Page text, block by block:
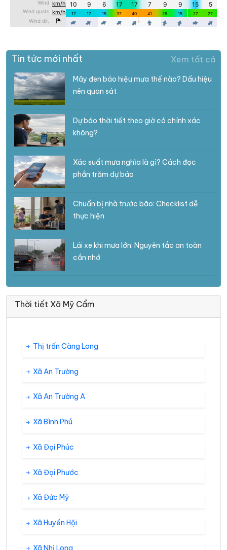
Tin tức mới nhất Xem tất cả
Mây đen báo hiệu mưa thế nào? Dấu hiệu
nên quan sát
Dự báo thời tiết theo giờ có chính xác
không?
Xác suất mưa nghĩa là gì? Cách đọc
phần trăm dự báo
Chuẩn bị nhà trước bão: Checklist dễ
thực hiện
Lái xe khi mưa lớn: Nguyên tắc an toàn
cần nhớ
Thời tiết Xã Mỹ Cẩm
Thị trấn Càng Long
Xã An Trường
Xã An Trường A
Xã Bình Phú
Xã Đại Phúc
Xã Đại Phước
Xã Đức Mỹ
Xã Huyền Hội
Xã Nhị Long